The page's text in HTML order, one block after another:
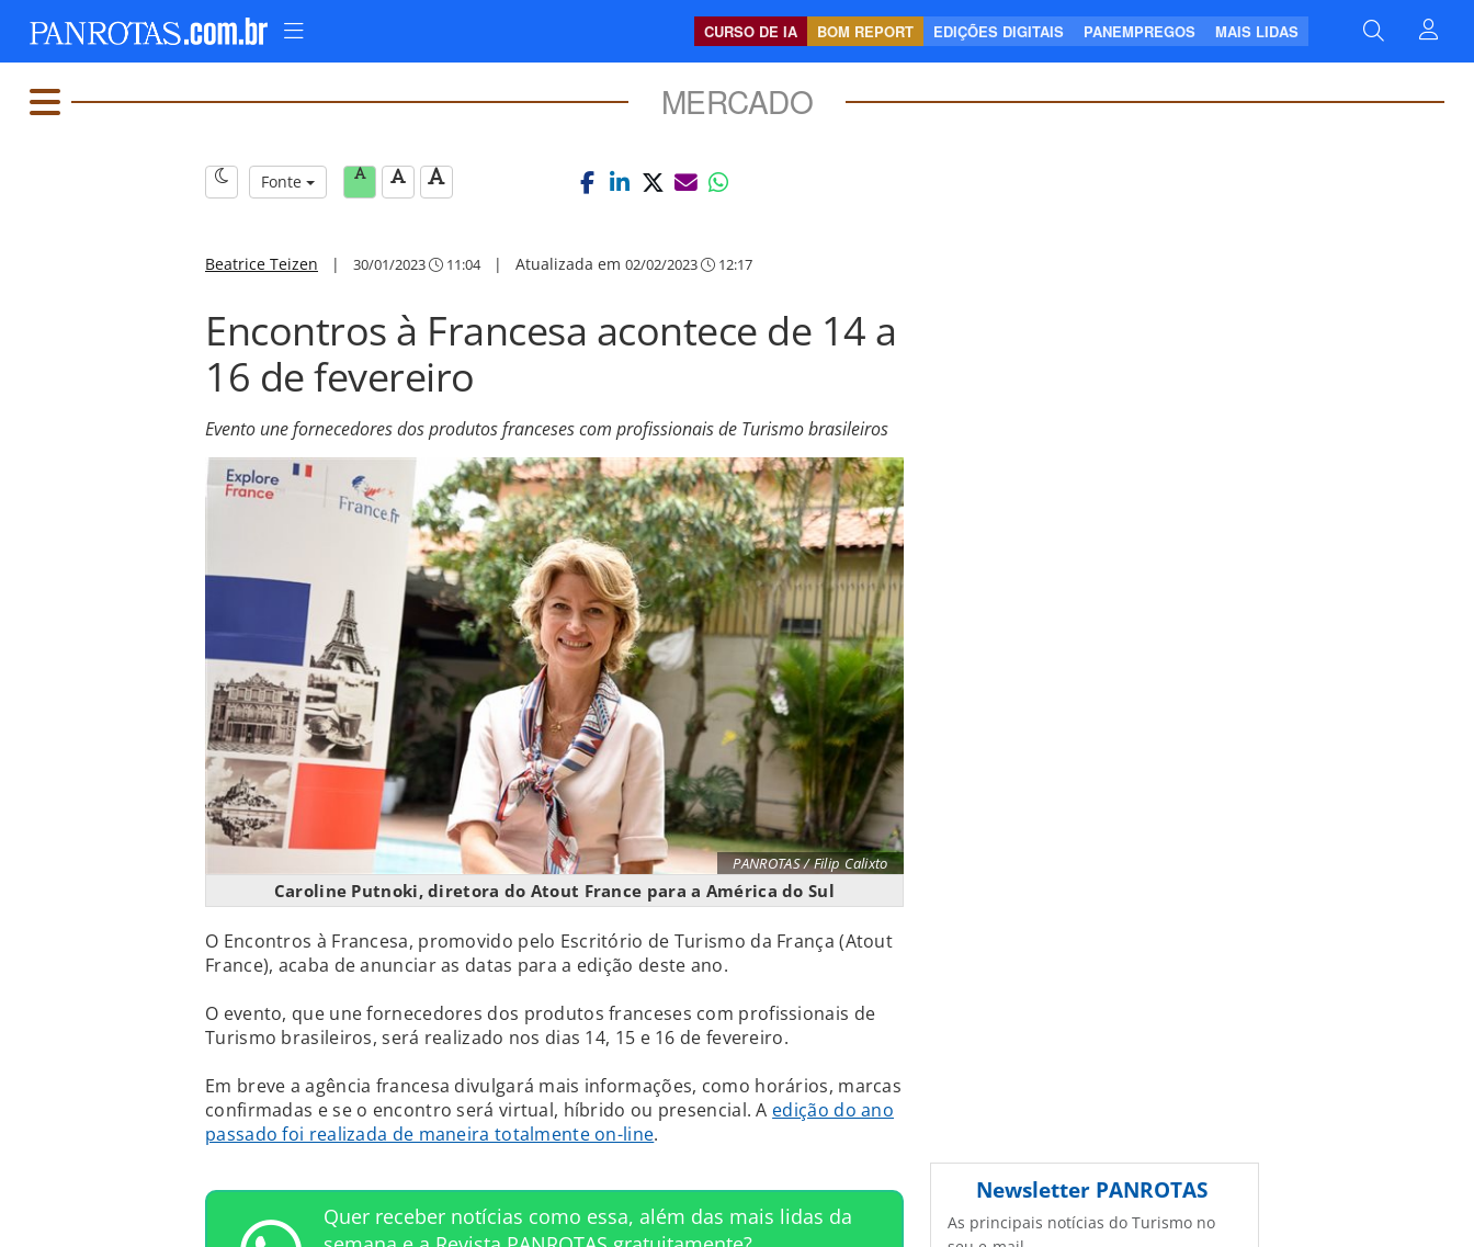
CURSO DE IA BOM REPORT EDIÇÕES DIGITAIS PANEMPREGOS MAIS LIDAS
MERCADO
Fonte
Beatrice Teizen | 30/01/2023 11:04 | Atualizada em 02/02/2023 12:17
Encontros à Francesa acontece de 14 a
16 de fevereiro
Evento une fornecedores dos produtos franceses com profissionais de Turismo brasileiros
PANROTAS / Filip Calixto
Caroline Putnoki, diretora do Atout France para a América do Sul
O Encontros à Francesa, promovido pelo Escritório de Turismo da França (Atout
France), acaba de anunciar as datas para a edição deste ano.
O evento, que une fornecedores dos produtos franceses com profissionais de
Turismo brasileiros, será realizado nos dias 14, 15 e 16 de fevereiro.
Em breve a agência francesa divulgará mais informações, como horários, marcas
confirmadas e se o encontro será virtual, híbrido ou presencial. A edição do ano
passado foi realizada de maneira totalmente on-line.
Quer receber notícias como essa, além das mais lidas da
Newsletter PANROTAS
As principais notícias do Turismo no